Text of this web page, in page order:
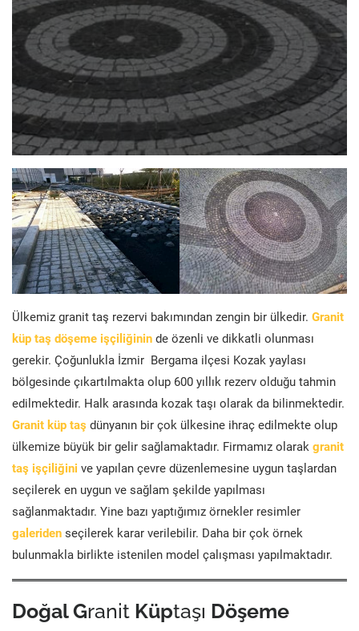
Ülkemiz granit taş rezervi bakımından zengin bir ülkedir. Granit
küp taş döşeme işçiliğinin de özenli ve dikkatli olunması
gerekir. Çoğunlukla İzmir Bergama ilçesi Kozak yaylası
bölgesinde çıkartılmakta olup 600 yıllık rezerv olduğu tahmin
edilmektedir. Halk arasında kozak taşı olarak da bilinmektedir.
Granit küp taş dünyanın bir çok ülkesine ihraç edilmekte olup
ülkemize büyük bir gelir sağlamaktadır. Firmamız olarak granit
taş işçiliğini ve yapılan çevre düzenlemesine uygun taşlardan
seçilerek en uygun ve sağlam şekilde yapılması
sağlanmaktadır. Yine bazı yaptığımız örnekler resimler
galeriden seçilerek karar verilebilir. Daha bir çok örnek
bulunmakla birlikte istenilen model çalışması yapılmaktadır.
Doğal Granit Küptaşı Döşeme